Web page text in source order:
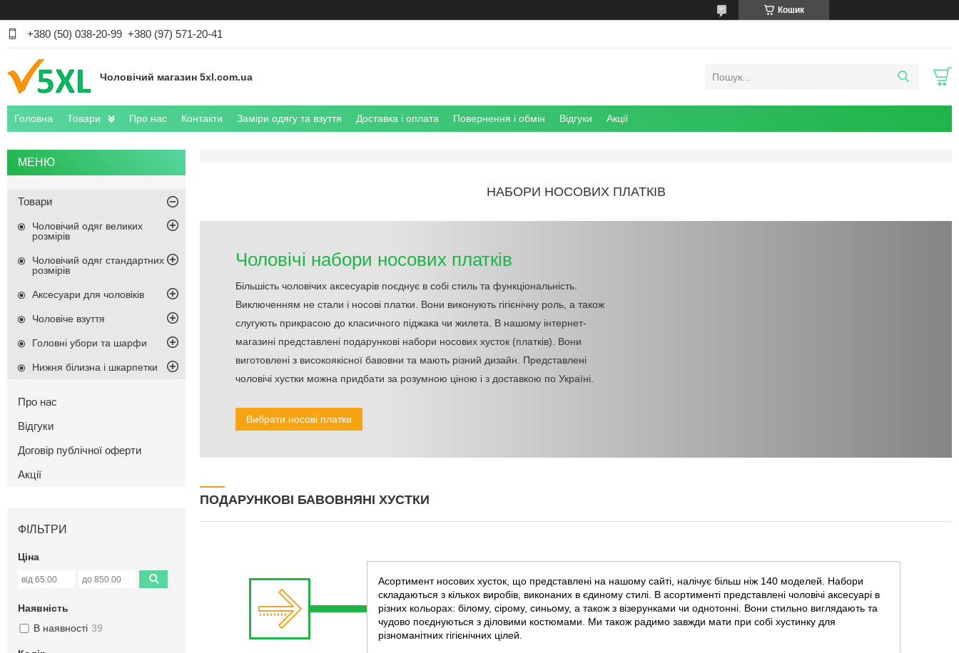
Кошик
+380 (50) 038-20-99 +380 (97) 571-20-41
Чоловічий магазин 5xl.com.ua
Головна Товари Про нас Контакти Заміри одягу та взуття Доставка і оплата Повернення і обмін Відгуки Акції
НАБОРИ НОСОВИХ ПЛАТКІВ
Чоловічі набори носових платків
Більшість чоловічих аксесуарів поєднує в собі стиль та функціональність.
Виключенням не стали і носові платки. Вони виконують гігієнічну роль, а також
слугують прикрасою до класичного піджака чи жилета. В нашому інтернет-
магазині представлені подарункові набори носових хусток (платків). Вони
виготовлені з високоякісної бавовни та мають різний дизайн. Представлені
чоловічі хустки можна придбати за розумною ціною і з доставкою по Україні.
Вибрати носові платки
ПОДАРУНКОВІ БАВОВНЯНІ ХУСТКИ
Асортимент носових хусток, що представлені на нашому сайті, налічує більш ніж 140 моделей. Набори
складаються з кількох виробів, виконаних в єдиному стилі. В асортименті представлені чоловічі аксесуарі в
різних кольорах: білому, сірому, синьому, а також з візерунками чи однотонні. Вони стильно виглядають та
чудово поєднуються з діловими костюмами. Ми також радимо завжди мати при собі хустинку для
різноманітних гігієнічних цілей.
Товари
Чоловічий одяг великих
розмірів
Чоловічий одяг стандартних
розмірів
Аксесуари для чоловіків
Чоловіче взуття
Головні убори та шарфи
Нижня білизна і шкарпетки
Про нас
Відгуки
Договір публічної оферти
Акції
ФІЛЬТРИ
Ціна
Наявність
В наявності 39